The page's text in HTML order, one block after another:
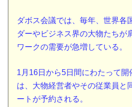
ダボス会議では、毎年、世界各
ダーやビジネス界の大物たちが
ワークの需要が急増している。
1月16日から5日間にわたって
は、大物経営者やその従業員と
ートが予約される。